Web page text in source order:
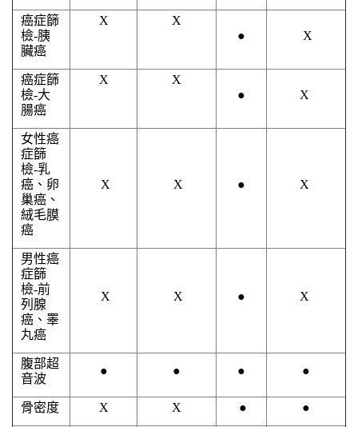
癌症篩
檢-胰
臟癌
X
X
●
X
癌症篩
檢-大
腸癌
X
X
●
X
女性癌
症篩
檢-乳
癌、卵
巢癌、
絨毛膜
癌
X X ● X
男性癌
症篩
檢-前
列腺
癌、睪
丸癌
X X ● X
腹部超
音波
● ● ● ●
骨密度 X X ● ●